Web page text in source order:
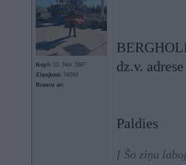
Kopš: 15. Nov 2007
Ziņojumi: 16591
Braucu ar:
dz.v.
Paldies
[ Šo ziņu